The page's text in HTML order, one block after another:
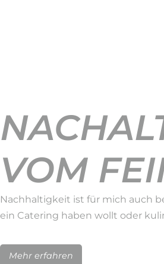
VOM
Nachhaltigkeit ist für mich auch
ein Catering haben wollt oder
Mehr erfahren